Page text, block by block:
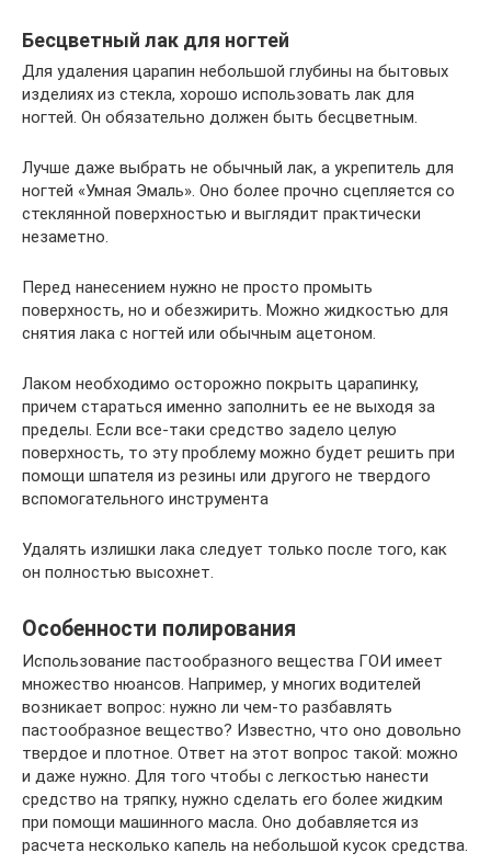
Бесцветный лак для ногтей
Для удаления царапин небольшой глубины на бытовых
изделиях из стекла, хорошо использовать лак для
ногтей. Он обязательно должен быть бесцветным.
Лучше даже выбрать не обычный лак, а укрепитель для
ногтей «Умная Эмаль». Оно более прочно сцепляется со
стеклянной поверхностью и выглядит практически
незаметно.
Перед нанесением нужно не просто промыть
поверхность, но и обезжирить. Можно жидкостью для
снятия лака с ногтей или обычным ацетоном.
Лаком необходимо осторожно покрыть царапинку,
причем стараться именно заполнить ее не выходя за
пределы. Если все-таки средство задело целую
поверхность, то эту проблему можно будет решить при
помощи шпателя из резины или другого не твердого
вспомогательного инструмента
Удалять излишки лака следует только после того, как
он полностью высохнет.
Особенности полирования
Использование пастообразного вещества ГОИ имеет
множество нюансов. Например, у многих водителей
возникает вопрос: нужно ли чем-то разбавлять
пастообразное вещество? Известно, что оно довольно
твердое и плотное. Ответ на этот вопрос такой: можно
и даже нужно. Для того чтобы с легкостью нанести
средство на тряпку, нужно сделать его более жидким
при помощи машинного масла. Оно добавляется из
расчета несколько капель на небольшой кусок средства.